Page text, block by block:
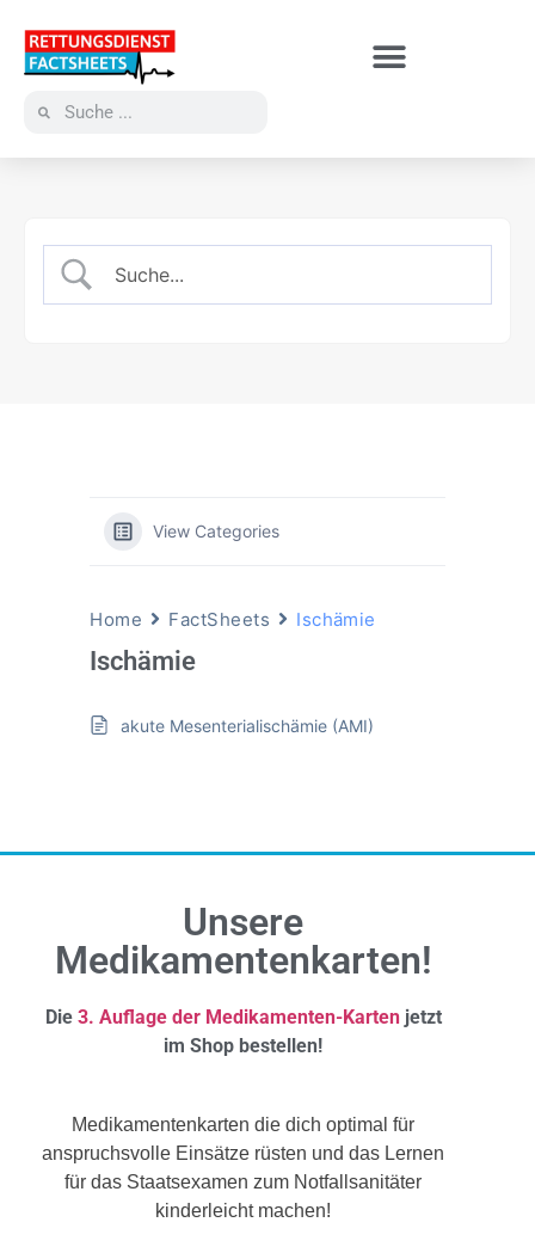
View Categories
Home FactSheets Ischämie
Ischämie
akute Mesenterialischämie (AMI)
Unsere
Medikamentenkarten!
Die 3. Auflage der Medikamenten-Kartenjetzt
im Shop bestellen!
Medikamentenkarten die dich optimal für
anspruchsvolle Einsätze rüsten und das Lernen
für das Staatsexamen zum Notfallsanitäter
kinderleicht machen!